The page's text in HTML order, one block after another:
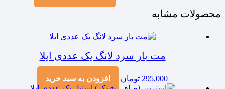
محصولات مشابه
مت بار سرد لانگ یک عددی ایلا
295,000 تومان افزودن به سبد خرید